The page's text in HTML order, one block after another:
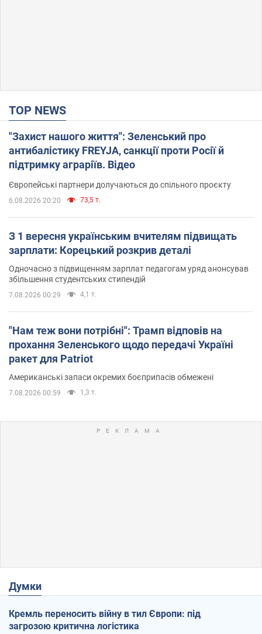
TOP NEWS
"Захист нашого життя": Зеленський про
антибалістику FREYJA, санкції проти Росії й
підтримку аграріїв. Відео
Європейські партнери долучаються до спільного проєкту
6.08.2026 20:20 73,5 т.
З 1 вересня українським вчителям підвищать
зарплати: Корецький розкрив деталі
Одночасно з підвищенням зарплат педагогам уряд анонсував
збільшення студентських стипендій
7.08.2026 00:29 4,1 т.
"Нам теж вони потрібні": Трамп відповів на
прохання Зеленського щодо передачі Україні
ракет для Patriot
Американські запаси окремих боєприпасів обмежені
7.08.2026 00:59 1,3 т.
Думки
Кремль переносить війну в тил Європи: під
загрозою критична логістика